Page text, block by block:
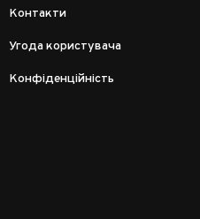
Контакти
Угода користувача
Конфіденційність